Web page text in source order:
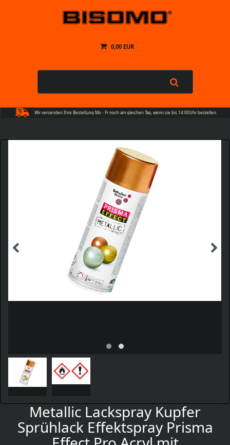
0,00 EUR
Wir versenden Ihre Bestellung Mo - Fr noch am gleichen Tag, wenn sie bis 14:00Uhr bestellen.
Metallic Lackspray Kupfer
Sprühlack Effektspray Prisma